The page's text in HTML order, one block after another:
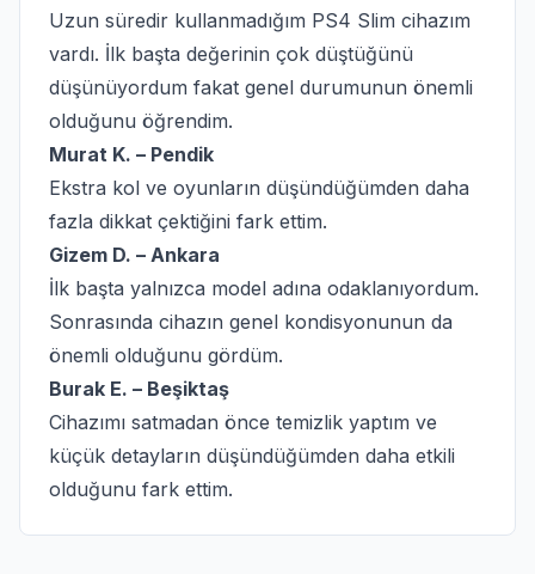
Uzun süredir kullanmadığım PS4 Slim cihazım
vardı. İlk başta değerinin çok düştüğünü
düşünüyordum fakat genel durumunun önemli
olduğunu öğrendim.
Murat K. – Pendik
Ekstra kol ve oyunların düşündüğümden daha
fazla dikkat çektiğini fark ettim.
Gizem D. – Ankara
İlk başta yalnızca model adına odaklanıyordum.
Sonrasında cihazın genel kondisyonunun da
önemli olduğunu gördüm.
Burak E. – Beşiktaş
Cihazımı satmadan önce temizlik yaptım ve
küçük detayların düşündüğümden daha etkili
olduğunu fark ettim.